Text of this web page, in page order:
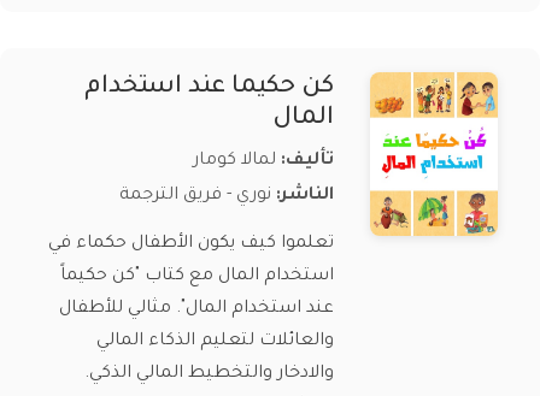
كن حكيما عند استخدام
المال
تأليف: لمالا كومار
الناشر: نوري - فريق الترجمة
تعلموا كيف يكون الأطفال حكماء في
استخدام المال مع كتاب "كن حكيماً
عند استخدام المال". مثالي للأطفال
والعائلات لتعليم الذكاء المالي
والادخار والتخطيط المالي الذكي.